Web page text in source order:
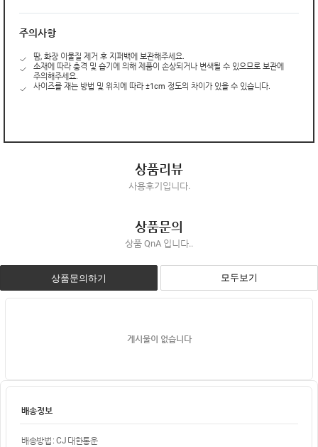
주의사항
땀, 화장 이물질 제거 후 지퍼백에 보관해주세요.
소재에 따라 충격 및 습기에 의해 제품이 손상되거나 변색될 수 있으므로 보관에
주의해주세요.
사이즈를 재는 방법 및 위치에 따라 ±1cm 정도의 차이가 있을 수 있습니다.
상품리뷰
사용후기입니다.
상품문의
상품 QnA 입니다..
상품문의하기 모두보기
게시물이 없습니다
배송정보
배송방법 : CJ 대한통운